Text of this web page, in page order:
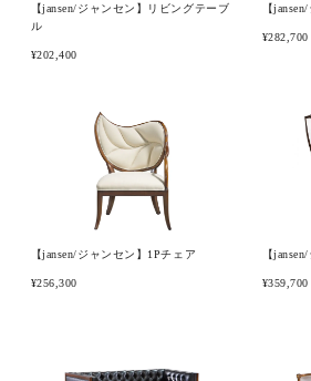
サイズ
【jansen/ジャンセン】リビングテーブ
ル
¥202,400
【
¥282,700
【jansen/ジャンセン】1Pチェア
¥256,300
【
¥359,700